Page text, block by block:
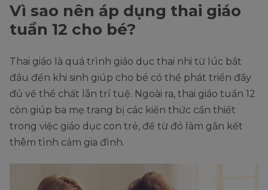
Vì sao nên áp dụng thai giáo
tuần 12 cho bé?
Thai giáo là quá trình giáo dục thai nhi từ lúc bắt
đầu đến khi sinh giúp cho bé có thể phát triển đầy
đủ về thể chất lẫn trí tuệ. Ngoài ra, thai giáo tuần 12
còn giúp ba mẹ trang bị các kiến thức cần thiết
trong việc giáo dục con trẻ, để từ đó làm gắn kết
thêm tình cảm gia đình.